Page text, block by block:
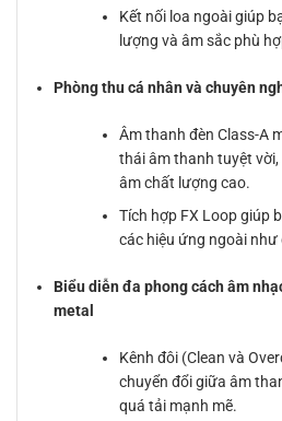
Kết nối loa ngoài giúp
lượng và âm sắc phù
Phòng thu cá nhân và chuyên
Âm thanh đèn Class-A
thái âm thanh tuyệt
âm chất lượng cao.
Tích hợp FX Loop giúp
các hiệu ứng ngoài như
Biểu diễn đa phong cách âm
metal
Kênh đôi (Clean và
chuyển đổi giữa âm
quá tải mạnh mẽ.